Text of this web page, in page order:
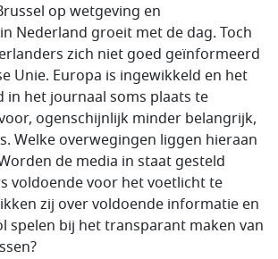
op wetgeving en
Nederland groeit met de dag. Toch
zich niet goed geïnformeerd
Unie. Europa is ingewikkeld en het
in het journaal soms plaats te
ogenschijnlijk minder belangrijk,
Welke overwegingen liggen hieraan
de media in staat gesteld
voldoende voor het voetlicht te
zij over voldoende informatie en
spelen bij het transparant maken van